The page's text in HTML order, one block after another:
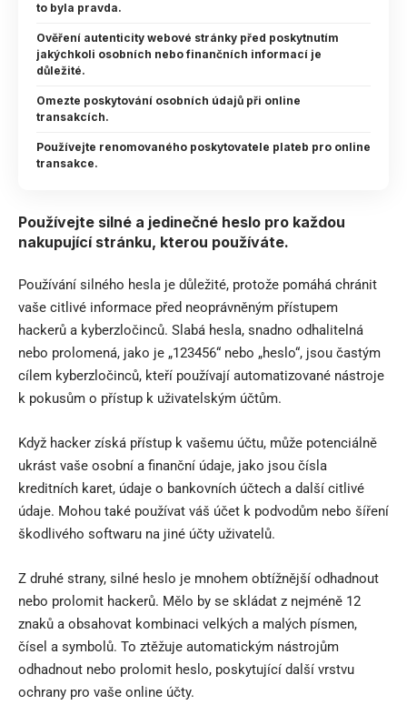
to byla pravda.
Ověření autenticity webové stránky před poskytnutím
jakýchkoli osobních nebo finančních informací je
důležité.
Omezte poskytování osobních údajů při online
transakcích.
Používejte renomovaného poskytovatele plateb pro online
transakce.
Používejte silné a jedinečné heslo pro každou
nakupující stránku, kterou používáte.
Používání silného hesla je důležité, protože pomáhá chránit
vaše citlivé informace před neoprávněným přístupem
hackerů a kyberzločinců. Slabá hesla, snadno odhalitelná
nebo prolomená, jako je „123456“ nebo „heslo“, jsou častým
cílem kyberzločinců, kteří používají automatizované nástroje
k pokusům o přístup k uživatelským účtům.
Když hacker získá přístup k vašemu účtu, může potenciálně
ukrást vaše osobní a finanční údaje, jako jsou čísla
kreditních karet, údaje o bankovních účtech a další citlivé
údaje. Mohou také používat váš účet k podvodům nebo šíření
škodlivého softwaru na jiné účty uživatelů.
Z druhé strany, silné heslo je mnohem obtížnější odhadnout
nebo prolomit hackerů. Mělo by se skládat z nejméně 12
znaků a obsahovat kombinaci velkých a malých písmen,
čísel a symbolů. To ztěžuje automatickým nástrojům
odhadnout nebo prolomit heslo, poskytující další vrstvu
ochrany pro vaše online účty.